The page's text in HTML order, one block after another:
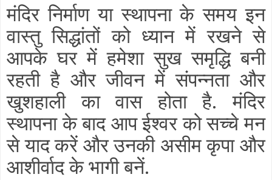
मंदिर निर्माण या स्थापना के समय इन
वास्तु सिद्धांतों को ध्यान में रखने से
आपके घर में हमेशा सुख समृद्धि बनी
रहती है और जीवन में संपन्नता और
खुशहाली का वास होता है. मंदिर
स्थापना के बाद आप ईश्वर को सच्चे मन
से याद करें और उनकी असीम कृपा और
आशीर्वाद के भागी बनें.